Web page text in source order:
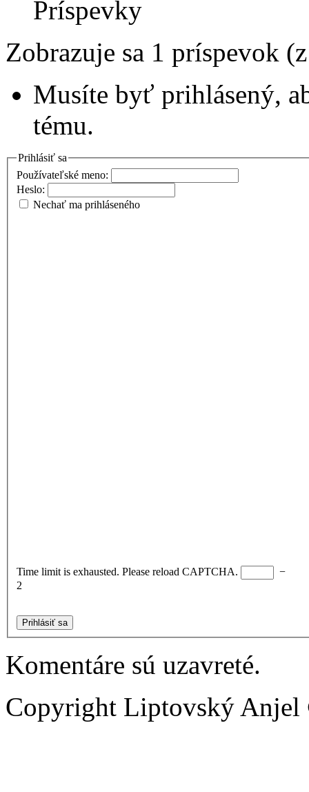
Príspevky
Zobrazuje sa 1 príspevok
Musíte byť prihlásený,
tému.
Prihlásiť sa
Používateľské meno:
Heslo:
Nechať ma prihláseného
Time limit is exhausted. Please reload CAPTCHA.
−
2
Prihlásiť sa
Komentáre sú uzavreté.
Copyright Liptovský Anjel